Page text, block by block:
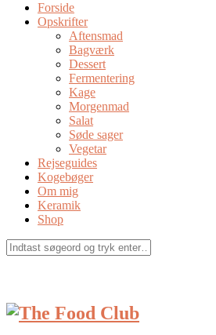
Forside
Opskrifter
Aftensmad
Bagværk
Dessert
Fermentering
Kage
Morgenmad
Salat
Søde sager
Vegetar
Rejseguides
Kogebøger
Om mig
Keramik
Shop